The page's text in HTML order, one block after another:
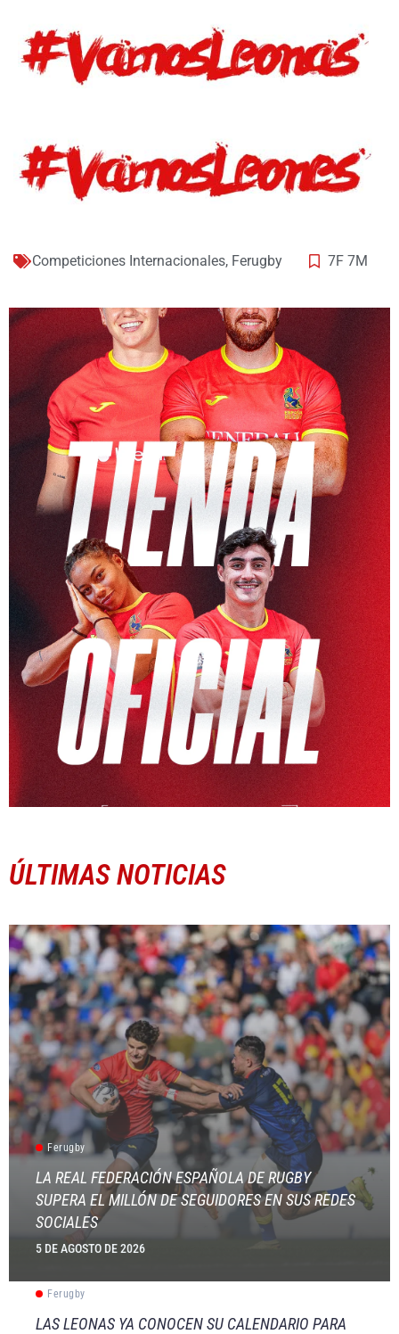
Competiciones Internacionales, Ferugby 7F 7M
ÚLTIMAS NOTICIAS
Ferugby
LA REAL FEDERACIÓN ESPAÑOLA DE RUGBY
SUPERA EL MILLÓN DE SEGUIDORES EN SUS REDES
SOCIALES
5 DE AGOSTO DE 2026
Ferugby
LAS LEONAS YA CONOCEN SU CALENDARIO PARA